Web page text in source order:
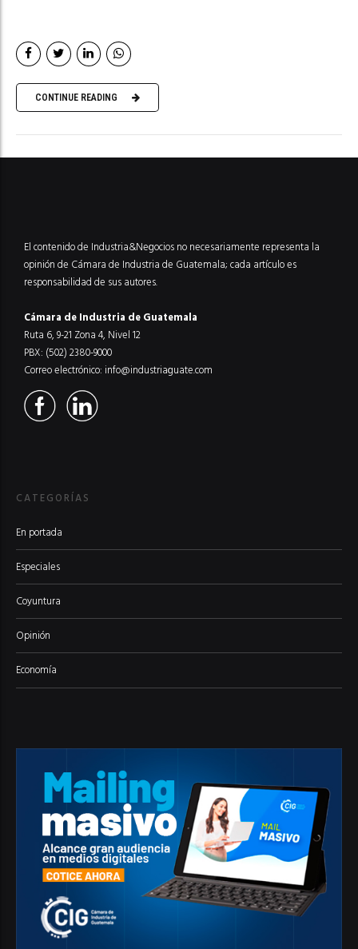
CONTINUE READING
El contenido de Industria&Negocios no necesariamente representa la
opinión de Cámara de Industria de Guatemala; cada artículo es
responsabilidad de sus autores.
Cámara de Industria de Guatemala
Ruta 6, 9-21 Zona 4, Nivel 12
PBX: (502) 2380-9000
Correo electrónico: info@industriaguate.com
CATEGORÍAS
En portada
Especiales
Coyuntura
Opinión
Economía